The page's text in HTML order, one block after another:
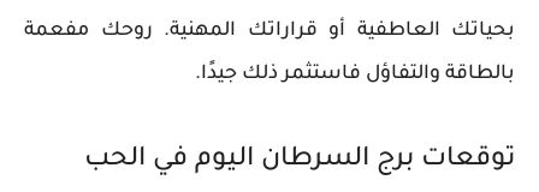
بحياتك العاطفية أو قراراتك المهنية. روحك مفعمة
بالطاقة والتفاؤل فاستثمر ذلك جيدًا.
توقعات برج السرطان اليوم في الحب